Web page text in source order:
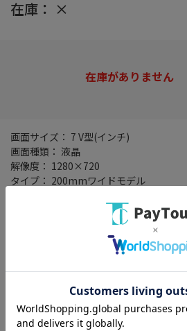
在庫： ×
在庫がありません
画面サイズ： 7 V型(インチ)
画面種類： 液晶
解像度： 1280×720
タイプ： 200mmワイドモデル
タッチパネル種類： 静電式
バックカメラ： 別売
Bluetooth： Bluetooth 5.2+EDR
ワイドFM： ○
VICSWIDE： ○